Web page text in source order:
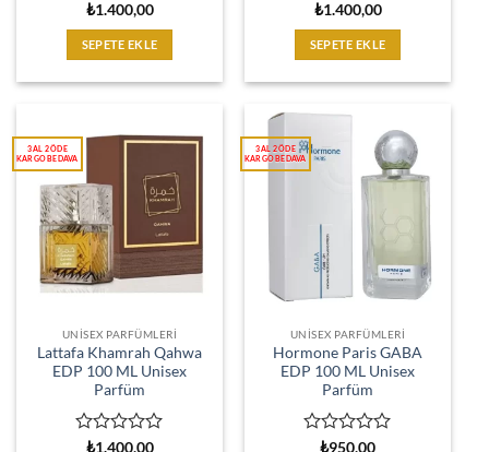
üzerinden
0
oy
aldı
₺1.400,00
SEPETE EKLE
üzerinden
0
oy
aldı
₺1.400,00
SEPETE EKLE
UNISEX PARFÜMLERI
Lattafa Khamrah Qahwa
EDP 100 ML Unisex
Parfüm
₺1.400,00
UNISEX PARFÜMLERI
Hormone Paris GABA
EDP 100 ML Unisex
Parfüm
₺950,00